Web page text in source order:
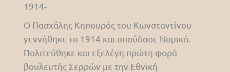
1914-
Ο Πασχάλης Κηπουρός του Κωνσταντίνου
γεννήθηκε το 1914 και σπούδασε Νομικά.
Πολιτεύθηκε και εξελέγη πρώτη φορά
βουλευτής Σερρών με την Εθνική